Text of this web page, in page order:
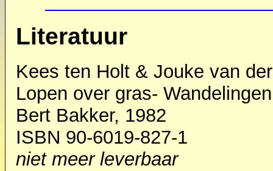
Literatuur
Kees ten Holt & Jouke van
Lopen over gras-
Bert Bakker, 1982
ISBN 90-6019-827-1
niet meer leverbaar